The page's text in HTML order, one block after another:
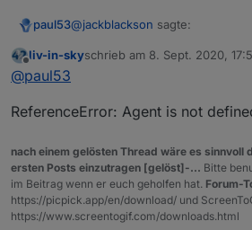
paul53@jackblackson sagte:
Habehieretwas gefunden.
const url = 'https://
schedule('* * * * *',
request({url: url,
let arr =
Offline
liv-in-skyschrieb am 8. Sept. 2020,
zuletzt editiert von
@paul53
ReferenceError: Agent is not
nach einem gelösten Thread wäre es sinnvoll
ersten Posts einzutragen [gelöst]-... Bitte
im Beitrag wenn er euch geholfen hat. Forum-
https://picpick.app/en/download/ und
https://www.screentogif.com/downloads.html